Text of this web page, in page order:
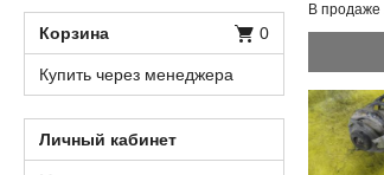
В продаже
Корзина 0
Купить через менеджера
Личный кабинет